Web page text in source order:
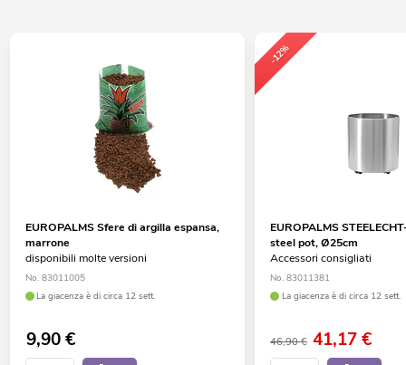
EUROPALMS Sfere di argilla espansa,
marrone
disponibili molte versioni
No. 83011005
La giacenza è di circa 12 sett.
9,90€
-12%
EUROPALMS
steel pot, Ø25cm
Accessori consigliati
No. 83011381
La giacenza è di circa 12 sett.
46,90 € 41,17€